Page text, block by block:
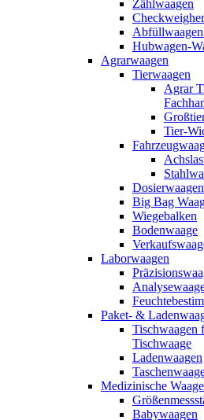
Zählwaagen
Checkweigher
Hubwagen-
Agrarwaagen
Tierwaagen
Agrar
Tier-
Big Bag
Wiegebalken
Bodenwaage
Laborwaagen
Paket- &
Tischwaagen
Tischwaage
Ladenwaagen
Medizinische
Babywaagen